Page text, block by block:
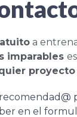
a
imparables
recomendad@
en el